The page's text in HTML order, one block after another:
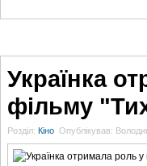
Українка
фільму
Розділ: Кіно Опублікував: